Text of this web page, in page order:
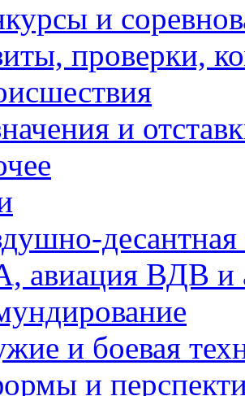
и
проверки,
и
десантная
авиация ВДВ и
и боевая
и